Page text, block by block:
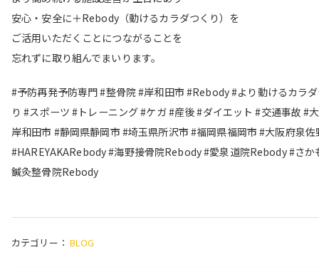
安心・安全に＋Rebody（動けるカラダつくり）を
ご活用いただくことにつながることを
忘れずに取り組んでまいります。
#予防再発予防専門 #整骨院 #岸和田市 #Rebody #より動けるカラ
り #スポーツ #トレーニング #ケガ #産後 #ダイエット #交通事故 #
岸和田市 #静岡県静岡市 #埼玉県所沢市 #福岡県福岡市 #大阪府泉佐
#HAREYAKARebody #海野接骨院Rebody #愛泉道院Rebody #さか
鍼灸整骨院Rebody
カテゴリー： BLOG